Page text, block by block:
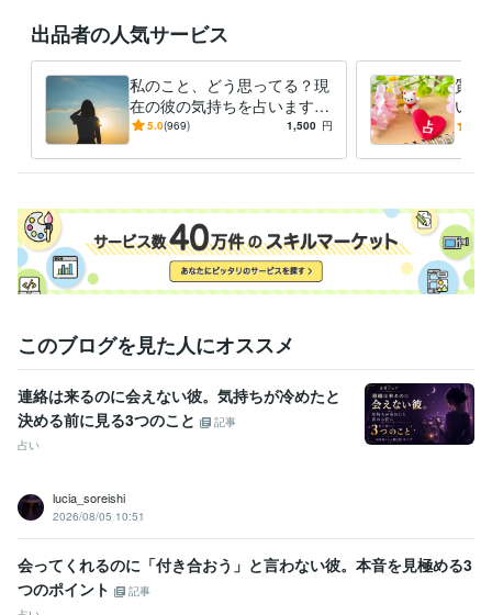
土曜日
日曜日
祝日
（シングルマザーです(*'ω'*)
土日祝日は息子を優先するため、鑑定結果のお届けまで、お時間かかり
ます。ご了承ください☘️）
経験職種
魔法のiランド【＃この瞬間は私だけのもの　日常部門】
得意分野
占い 質問①つ⭐タロット占い チャット鑑定30分
恋愛 相手の気持ち 片想い 両想い 不倫 タロット 仕事
転職
出品者の人気サービス
私のこと、どう思ってる？現
在の彼の気持ちを占います
透視タロット♡彼の気持ち♡
り？
5.0(969) 1,500 円
質問
い
な恋
このブログを見た人にオススメ
連絡は来るのに会えない彼。気持ちが冷めたと
決める前に見る3つのこと
記事
占い
lucia_soreishi
2026/08/05 10:51
会ってくれるのに「付き合おう」と言わない彼。本音を見極める3
つのポイント
記事